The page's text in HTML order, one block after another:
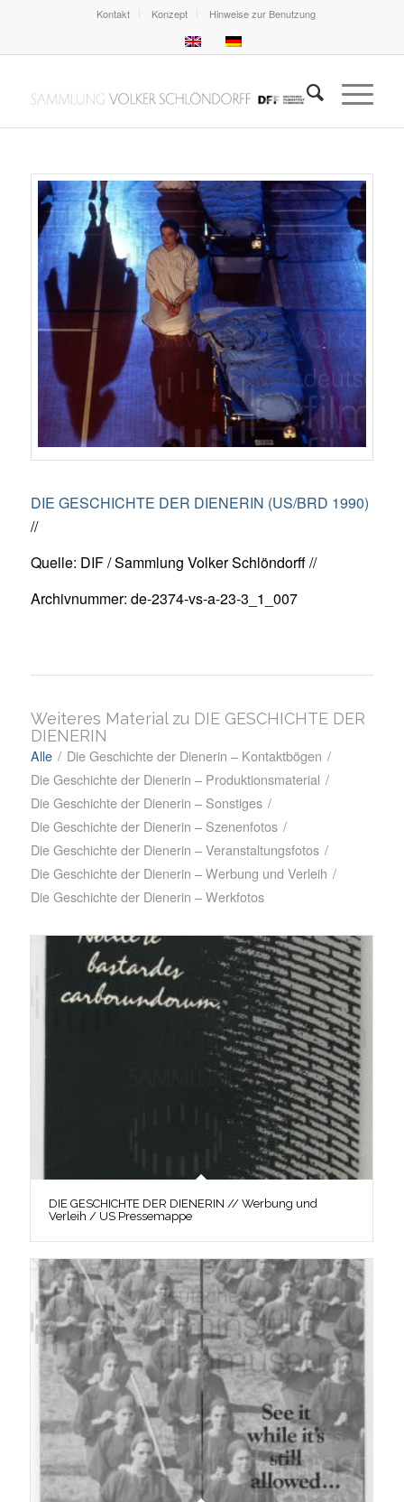
Kontakt Konzept Hinweise zur Benutzung
DIE GESCHICHTE DER DIENERIN (US/BRD 1990)
//
Quelle: DIF / Sammlung Volker Schlöndorff //
Archivnummer: de-2374-vs-a-23-3_1_007
Weiteres Material zu DIE GESCHICHTE DER
DIENERIN
Alle / Die Geschichte der Dienerin – Kontaktbögen /
Die Geschichte der Dienerin – Produktionsmaterial /
Die Geschichte der Dienerin – Sonstiges /
Die Geschichte der Dienerin – Szenenfotos /
Die Geschichte der Dienerin – Veranstaltungsfotos /
Die Geschichte der Dienerin – Werbung und Verleih /
Die Geschichte der Dienerin – Werkfotos
DIE GESCHICHTE DER DIENERIN // Werbung und
Verleih / US Pressemappe